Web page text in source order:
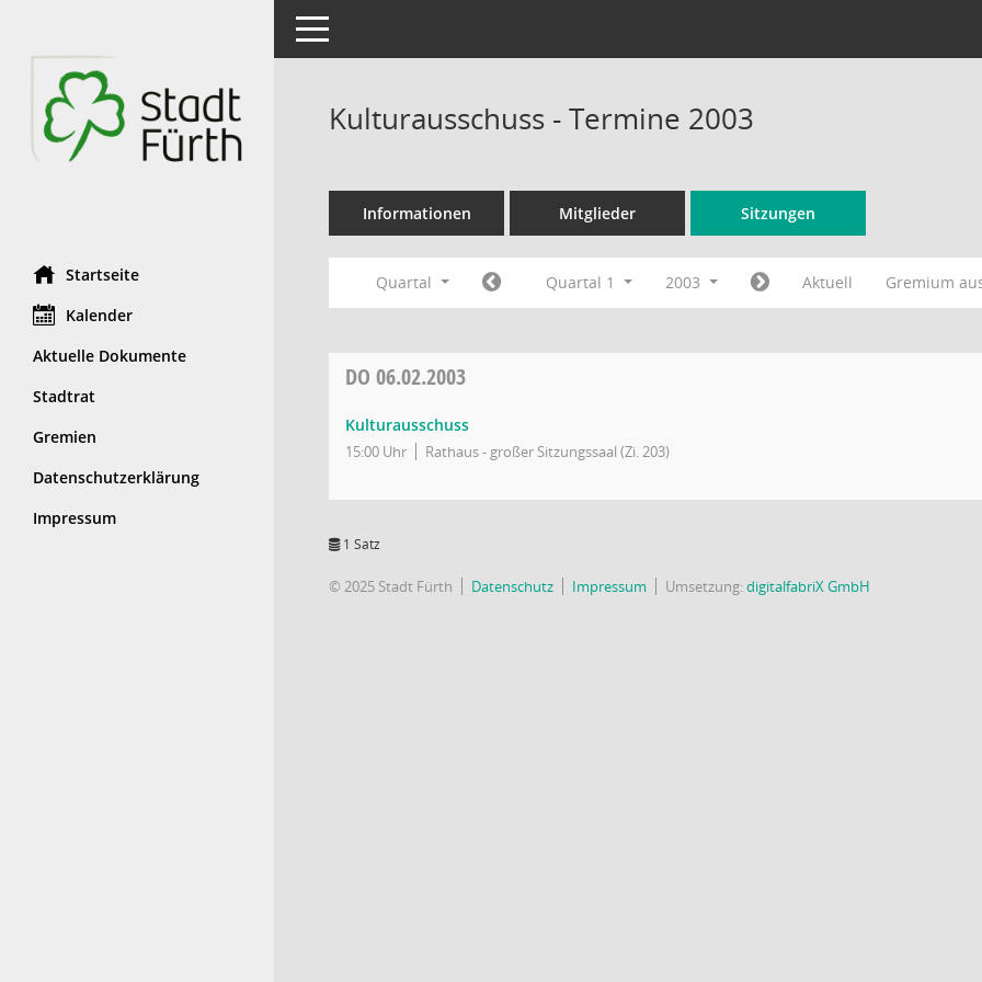
Startseite
Kalender
Aktuelle Dokumente
Stadtrat
Gremien
Datenschutzerklärung
Impressum
Toggle navigation
Kulturausschuss - Termine 2003
Informationen Mitglieder Sitzungen
Quartal Quartal 1 2003 Aktuell Gremium
DO 06.02.2003
Kulturausschuss
15:00 Uhr Rathaus - großer Sitzungssaal (Zi. 203)
1 Satz
© 2025 Stadt Fürth Datenschutz Impressum Umsetzung:digitalfabriX GmbH